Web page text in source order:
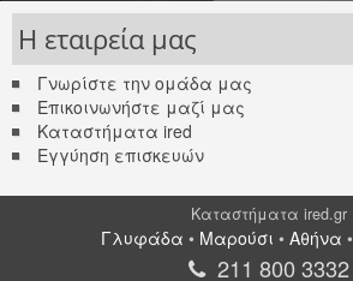
Η εταιρεία μας
Γνωρίστε την ομάδα μας
Επικοινωνήστε μαζί μας
Καταστήματα ired
Εγγύηση επισκευών
Καταστήματα ired.gr
Γλυφάδα • Μαρούσι • Αθήνα •
211 800 3332